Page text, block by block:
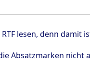
lesen, denn
Absatzmarken nicht